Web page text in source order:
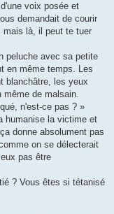
voix posée et
demandait de courir
mais là, il peut te tuer
peluche avec sa petite
en même temps. Les
blanchâtre, les yeux
de malsain.
n'est-ce pas ? »
humanise la victime et
donne absolument pas
on se délecterait
pas être
? Vous êtes si tétanisé